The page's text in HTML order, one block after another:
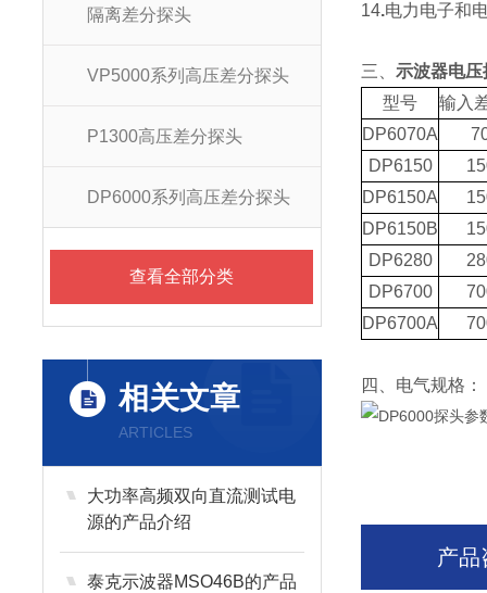
隔离差分探头
VP5000系列高压差分探头
P1300高压差分探头
DP6000系列高压差分探头
查看全部分类
相关文章
ARTICLES
大功率高频双向直流测试电
源的产品介绍
泰克示波器MSO46B的产品
14.电力电子和
三、示波器电
型号
输入
DP6070A
DP6150
DP6150A
DP6150B
DP6280
DP6700
DP6700A
四、电气规格：
产品